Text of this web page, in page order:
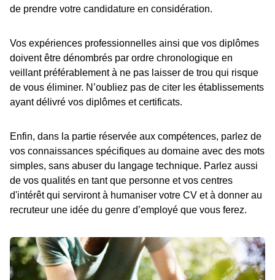
de prendre votre candidature en considération.
Vos expériences professionnelles ainsi que vos diplômes
doivent être dénombrés par ordre chronologique en
veillant préférablement à ne pas laisser de trou qui risque
de vous éliminer. N’oubliez pas de citer les établissements
ayant délivré vos diplômes et certificats.
Enfin, dans la partie réservée aux compétences, parlez de
vos connaissances spécifiques au domaine avec des mots
simples, sans abuser du langage technique. Parlez aussi
de vos qualités en tant que personne et vos centres
d'intérêt qui serviront à humaniser votre CV et à donner au
recruteur une idée du genre d’employé que vous ferez.